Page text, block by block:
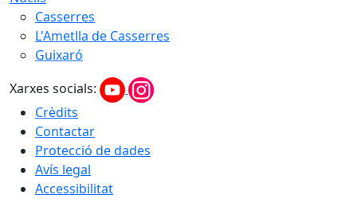
Casserres
L'Ametlla de Casserres
Guixaró
Xarxes socials:
Crèdits
Contactar
Protecció de dades
Avís legal
Accessibilitat